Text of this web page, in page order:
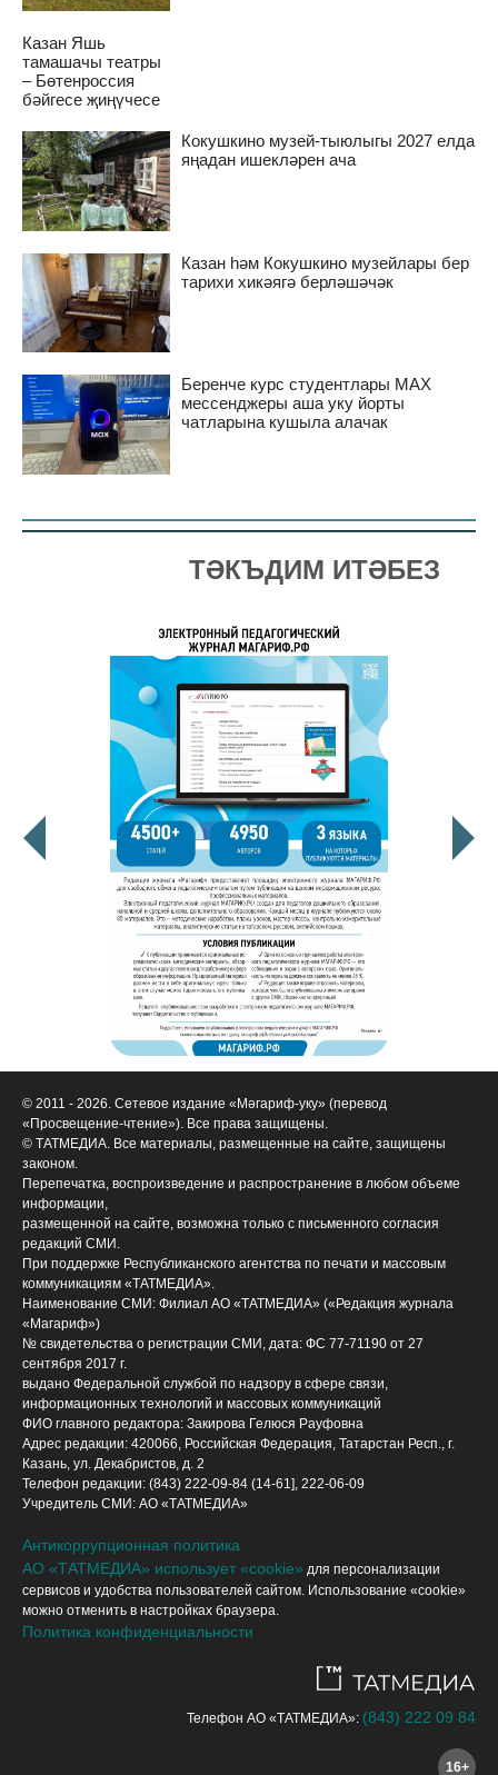
Казан Яшь
тамашачы театры
– Бөтенроссия
бәйгесе җиңүчесе
Кокушкино музей-тыюлыгы 2027 елда
яңадан ишекләрен ача
Казан һәм Кокушкино музейлары бер
тарихи хикәягә берләшәчәк
Беренче курс студентлары MAX
мессенджеры аша уку йорты
чатларына кушыла алачак
ТӘКЪДИМ ИТӘБЕЗ
© 2011 - 2026. Сетевое издание «Мәгариф-уку» (перевод
«Просвещение-чтение»). Все права защищены.
© ТАТМЕДИА. Все материалы, размещенные на сайте, защищены
законом.
Перепечатка, воспроизведение и распространение в любом объеме
информации,
размещенной на сайте, возможна только с письменного согласия
редакций СМИ.
При поддержке Республиканского агентства по печати и массовым
коммуникациям «ТАТМЕДИА».
Наименование СМИ: Филиал АО «ТАТМЕДИА» («Редакция журнала
«Магариф»)
№ свидетельства о регистрации СМИ, дата: ФС 77-71190 от 27
сентября 2017 г.
выдано Федеральной службой по надзору в сфере связи,
информационных технологий и массовых коммуникаций
ФИО главного редактора: Закирова Гелюся Рауфовна
Адрес редакции: 420066, Российская Федерация, Татарстан Респ., г.
Казань, ул. Декабристов, д. 2
Телефон редакции: (843) 222-09-84 (14-61], 222-06-09
Учредитель СМИ: АО «ТАТМЕДИА»
Антикоррупционная политика
АО «ТАТМЕДИА» использует «cookie» для персонализации
сервисов и удобства пользователей сайтом. Использование «cookie»
можно отменить в настройках браузера.
Политика конфиденциальности
Телефон АО «ТАТМЕДИА»: (843) 222 09 84
16+